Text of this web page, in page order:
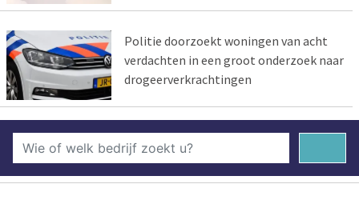
Politie doorzoekt woningen van acht
verdachten in een groot onderzoek naar
drogeerverkrachtingen